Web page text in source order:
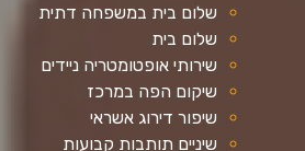
שלום בית במשפחה דתית
שלום בית
שירותי אופטומטריה ניידים
שיקום הפה במרכז
שיפור דירוג אשראי
שיניים תותבות קבועות